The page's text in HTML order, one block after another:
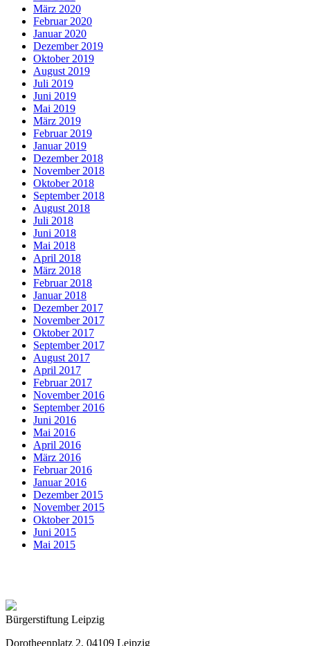
März 2020
Februar 2020
Januar 2020
Dezember 2019
Oktober 2019
August 2019
Juli 2019
Juni 2019
Mai 2019
März 2019
Februar 2019
Januar 2019
Dezember 2018
November 2018
Oktober 2018
September 2018
August 2018
Juli 2018
Juni 2018
Mai 2018
April 2018
März 2018
Februar 2018
Januar 2018
Dezember 2017
November 2017
Oktober 2017
September 2017
August 2017
April 2017
Februar 2017
November 2016
September 2016
Juni 2016
Mai 2016
April 2016
März 2016
Februar 2016
Januar 2016
Dezember 2015
November 2015
Oktober 2015
Juni 2015
Mai 2015
Bürgerstiftung Leipzig
Dorotheenplatz 2, 04109 Leipzig